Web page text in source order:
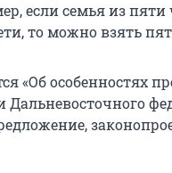
если семья из пяти
то можно взять
«Об особенностях